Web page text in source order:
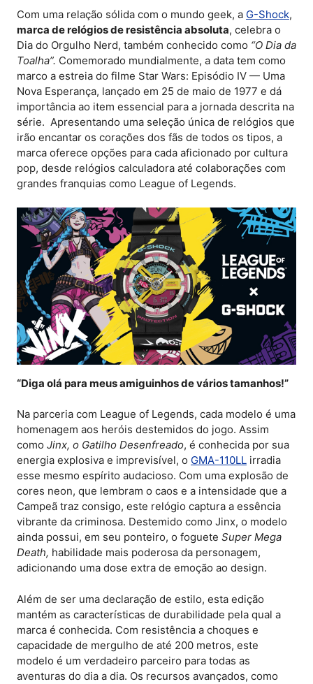
Com uma relação sólida com o mundo geek, a G-Shock,
marca de relógios de resistência absoluta, celebra o
Dia do Orgulho Nerd, também conhecido como “O Dia da
Toalha”. Comemorado mundialmente, a data tem como
marco a estreia do filme Star Wars: Episódio IV — Uma
Nova Esperança, lançado em 25 de maio de 1977 e dá
importância ao item essencial para a jornada descrita na
série. Apresentando uma seleção única de relógios que
irão encantar os corações dos fãs de todos os tipos, a
marca oferece opções para cada aficionado por cultura
pop, desde relógios calculadora até colaborações com
grandes franquias como League of Legends.
“Diga olá para meus amiguinhos de vários tamanhos!”
Na parceria com League of Legends, cada modelo é uma
homenagem aos heróis destemidos do jogo. Assim
como Jinx, o Gatilho Desenfreado, é conhecida por sua
energia explosiva e imprevisível, o GMA-110LL irradia
esse mesmo espírito audacioso. Com uma explosão de
cores neon, que lembram o caos e a intensidade que a
Campeã traz consigo, este relógio captura a essência
vibrante da criminosa. Destemido como Jinx, o modelo
ainda possui, em seu ponteiro, o foguete Super Mega
Death, habilidade mais poderosa da personagem,
adicionando uma dose extra de emoção ao design.
Além de ser uma declaração de estilo, esta edição
mantém as características de durabilidade pela qual a
marca é conhecida. Com resistência a choques e
capacidade de mergulho de até 200 metros, este
modelo é um verdadeiro parceiro para todas as
aventuras do dia a dia. Os recursos avançados, como